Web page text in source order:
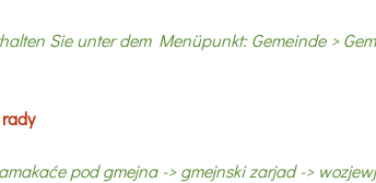
Sie unter dem Menüpunkt: Gemeinde >
pod gmejna -> gmejnski zarjad ->